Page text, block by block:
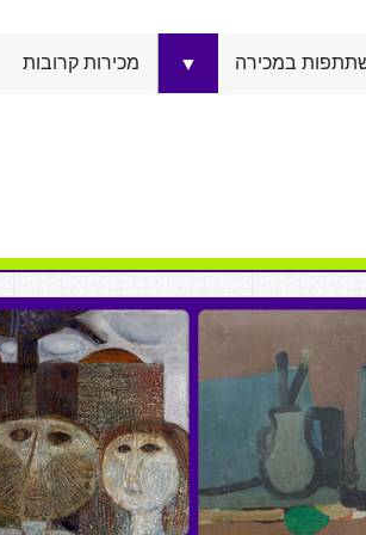
במכירה ▼ מכירות קרובות